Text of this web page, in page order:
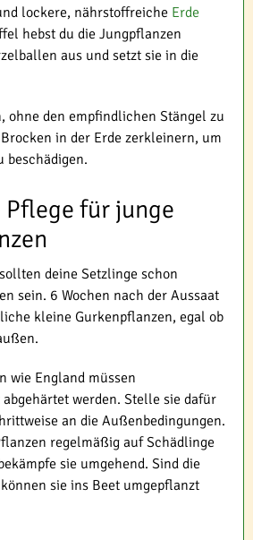
lockere, nährstoffreiche Erde
hebst du die Jungpflanzen
aus und setzt sie in die
ohne den empfindlichen Stängel zu
in der Erde zerkleinern, um
beschädigen.
für junge
deine Setzlinge schon
sein. 6 Wochen nach der Aussaat
kleine Gurkenpflanzen, egal ob
wie England müssen
werden. Stelle sie dafür
an die Außenbedingungen.
regelmäßig auf Schädlinge
sie umgehend. Sind die
sie ins Beet umgepflanzt